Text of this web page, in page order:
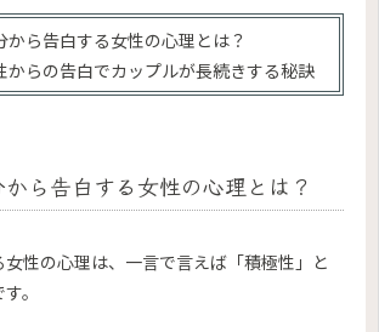
から告白する女性の心理とは？
からの告白でカップルが長続きする秘訣
ら告白する女性の心理とは？
女性の心理は、一言で言えば「積極性」と
。